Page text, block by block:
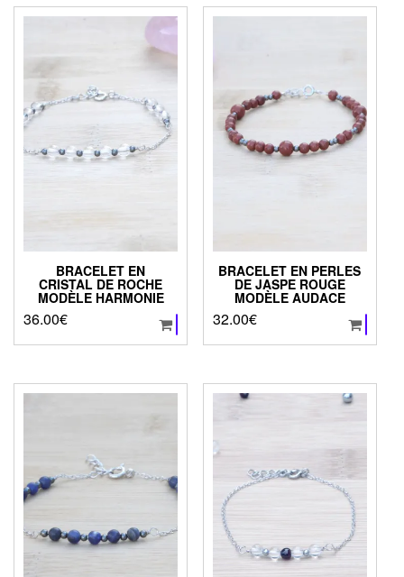
être
choisies
sur
du
produit
BRACELET EN
CRISTAL DE ROCHE
MODÈLE HARMONIE
36.00€
BRACELET EN PERLES
DE JASPE ROUGE
MODÈLE AUDACE
32.00€